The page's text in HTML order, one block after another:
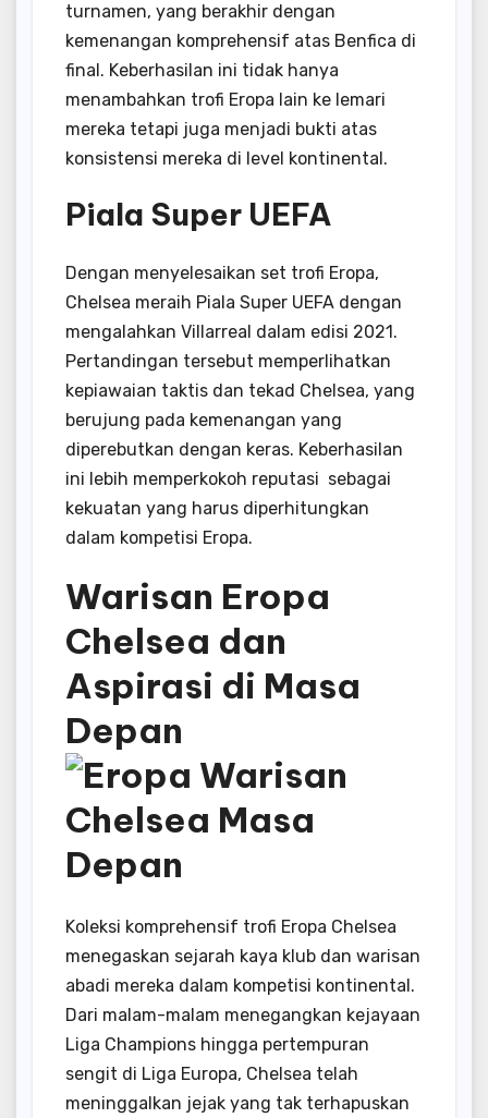
turnamen, yang berakhir dengan
kemenangan komprehensif atas Benfica di
final. Keberhasilan ini tidak hanya
menambahkan trofi Eropa lain ke lemari
mereka tetapi juga menjadi bukti atas
konsistensi mereka di level kontinental.
Piala Super UEFA
Dengan menyelesaikan set trofi Eropa,
Chelsea meraih Piala Super UEFA dengan
mengalahkan Villarreal dalam edisi 2021.
Pertandingan tersebut memperlihatkan
kepiawaian taktis dan tekad Chelsea, yang
berujung pada kemenangan yang
diperebutkan dengan keras. Keberhasilan
ini lebih memperkokoh reputasi sebagai
kekuatan yang harus diperhitungkan
dalam kompetisi Eropa.
Warisan Eropa
Chelsea dan
Aspirasi di Masa
Depan
Koleksi komprehensif trofi Eropa Chelsea
menegaskan sejarah kaya klub dan warisan
abadi mereka dalam kompetisi kontinental.
Dari malam-malam menegangkan kejayaan
Liga Champions hingga pertempuran
sengit di Liga Europa, Chelsea telah
meninggalkan jejak yang tak terhapuskan